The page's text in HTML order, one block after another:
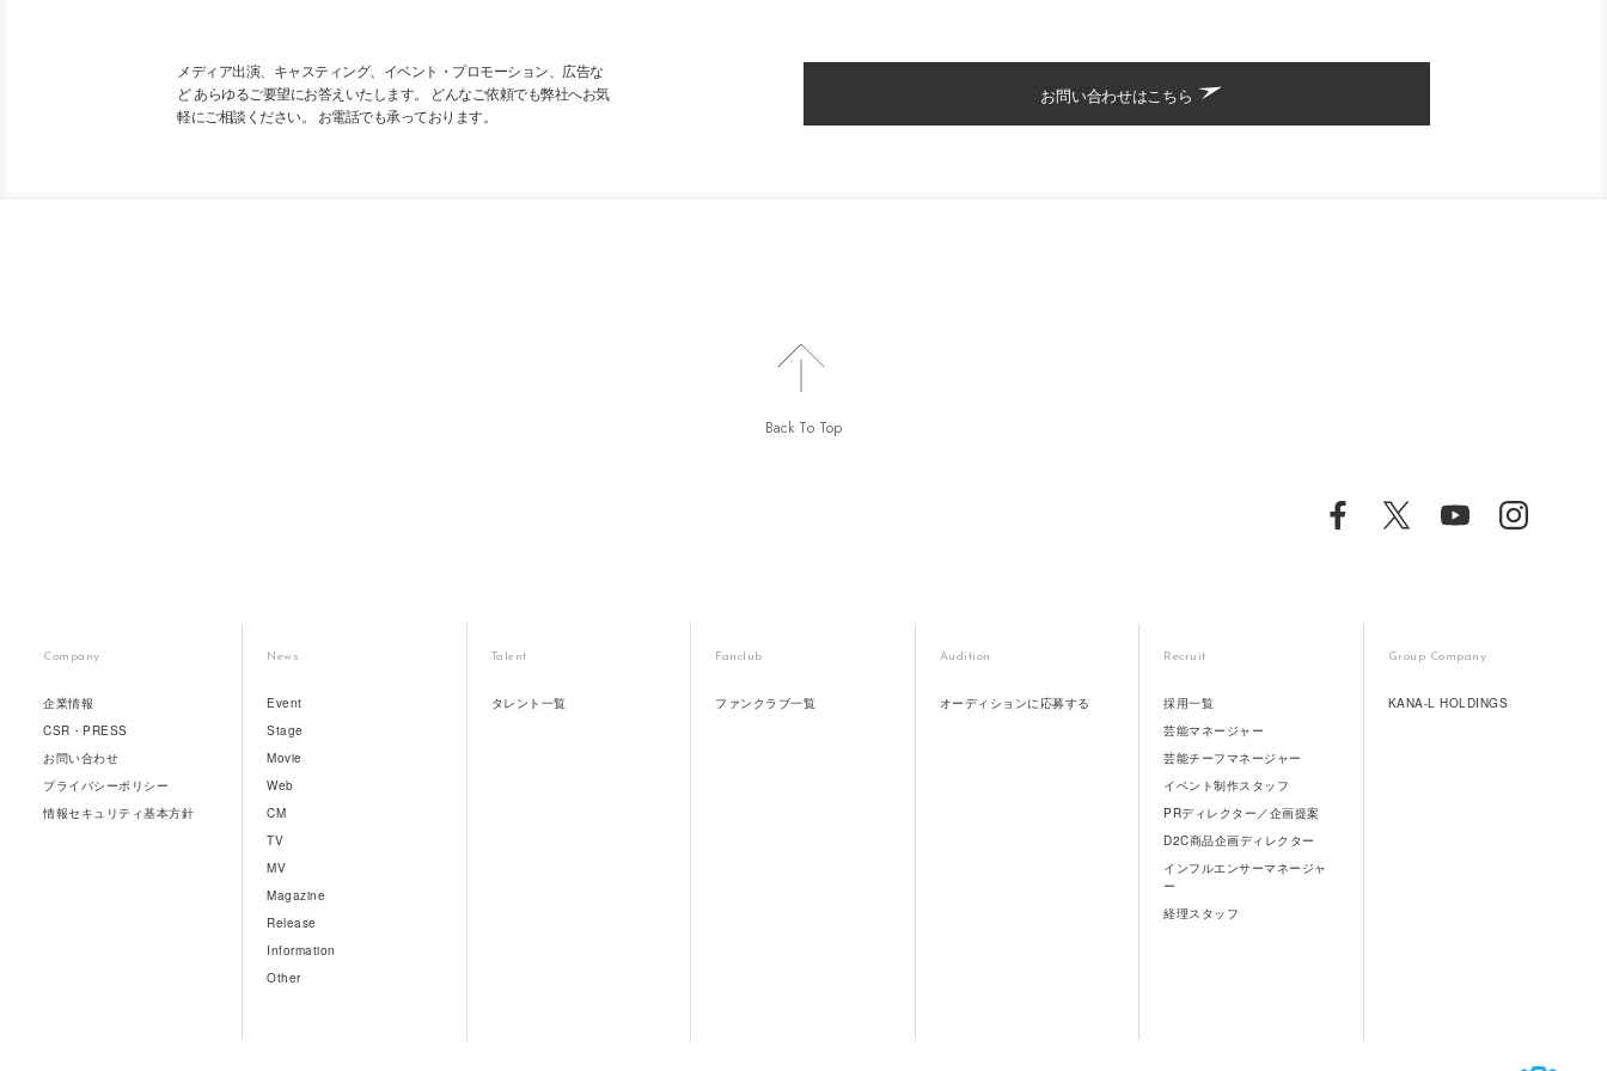
メディア出演、キャスティング、イベント・プロモーション、広告な
ど あらゆるご要望にお答えいたします。 どんなご依頼でも弊社へお気
軽にご相談ください。 お電話でも承っております。
お問い合わせはこちら
Back To Top
Company
企業情報
CSR・PRESS
お問い合わせ
プライバシーポリシー
情報セキュリティ基本方針
News
Event
Stage
Movie
Web
CM
TV
MV
Magazine
Release
Information
Other
Talent
タレント一覧
Fanclub
ファンクラブ一覧
Audition
オーディションに応募する
Recruit
採用一覧
芸能マネージャー
芸能チーフマネージャー
イベント制作スタッフ
PRディレクター／企画提案
D2C商品企画ディレクター
インフルエンサーマネージャ
ー
経理スタッフ
Group Company
KANA-L HOLDINGS